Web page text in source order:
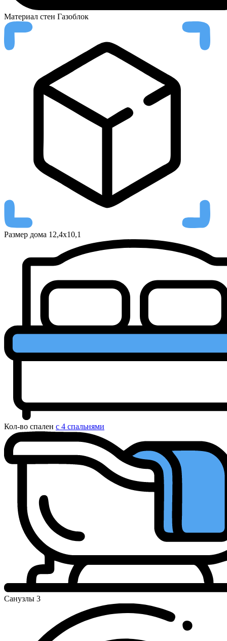
Материал стен Газоблок
Размер дома 12,4х10,1
Кол-во спален с 4 спальнями
Санузлы 3